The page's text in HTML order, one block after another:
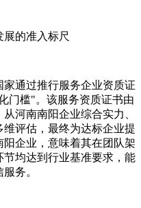
的准入标尺
通过推行服务企业资质证
门槛"。该服务资质证书由
河南南阳企业综合实力、
评估，最终为达标企业提
企业，意味着其在团队架
均达到行业基准要求，能
服务。